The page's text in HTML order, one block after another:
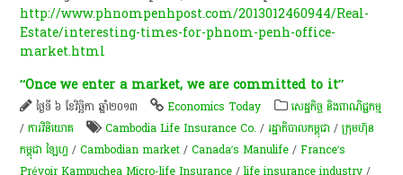
http://www.phnompenhpost.com/2013012460944/Real-
Estate/interesting-times-for-phnom-penh-office-
market.html
“Once we enter a market, we are committed to it”
ថ្ងៃទី ៦ ខែវិច្ឆិកា ឆ្នាំ២០១៣ Economics Today
សេដ្ឋកិច្ច និងពាណិជ្ជកម្ម
/ការវិនិយោគ Cambodia Life Insurance Co. /រដ្ឋាភិបាលកម្ពុជា /ក្រុមហ៊ុន
កម្ពុជា ឡៃហ្វ /Cambodian market /Canada’s Manulife /France’s